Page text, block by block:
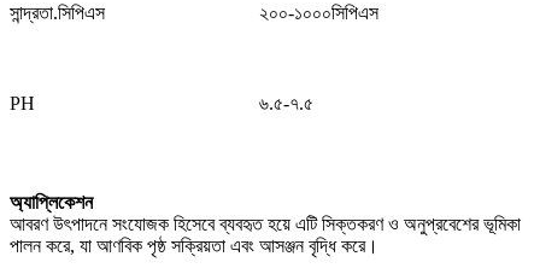
সান্দ্রতা.সিপিএস ২০০-১০০০সিপিএস
PH ৬.৫-৭.৫
অ্যাপ্লিকেশন
আবরণ উৎপাদনে সংযোজক হিসেবে ব্যবহৃত হয়ে এটি সিক্তকরণ ও অনুপ্রবেশের ভূমিকা
পালন করে, যা আণবিক পৃষ্ঠ সক্রিয়তা এবং আসঞ্জন বৃদ্ধি করে।